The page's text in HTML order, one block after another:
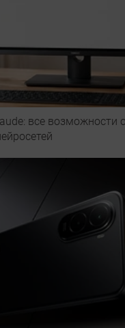
все возможности